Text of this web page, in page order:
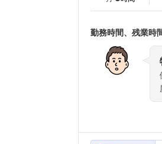
勤務時間、残業時